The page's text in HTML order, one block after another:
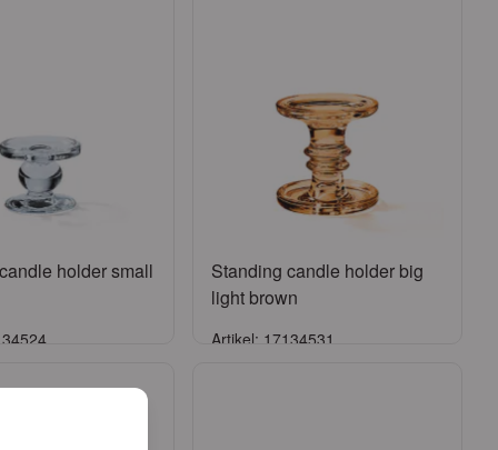
holder small
Standing candle holder big
light brown
Artikel: 17134531